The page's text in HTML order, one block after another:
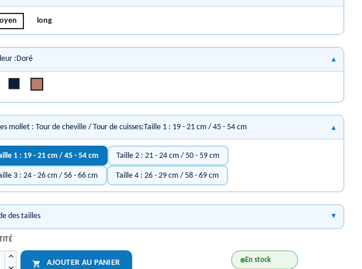
long
:Doré
mollet : Tour de cheville / Tour de cuisses:Taille 1 : 19 - 21 cm / 45 - 54 cm
1 : 19 - 21 cm / 45 - 54 cm Taille 2 : 21 - 24 cm / 50 - 59 cm
3 : 24 - 26 cm / 56 - 66 cm Taille 4 : 26 - 29 cm / 58 - 69 cm
des tailles
 AJOUTER AU PANIER En stock